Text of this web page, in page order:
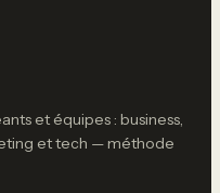
et équipes : business,
et tech — méthode